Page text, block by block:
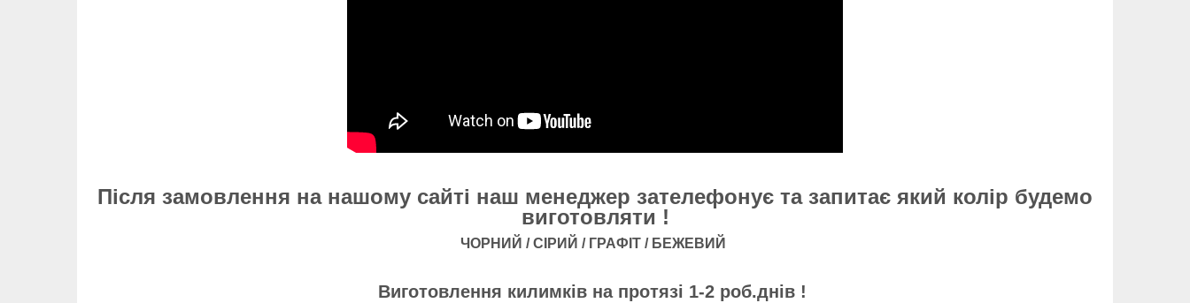
Після замовлення на нашому сайті наш менеджер зателефонує та запитає який колір будемо
виготовляти !
ЧОРНИЙ / СІРИЙ / ГРАФІТ / БЕЖЕВИЙ
Виготовлення килимків на протязі 1-2 роб.днів !